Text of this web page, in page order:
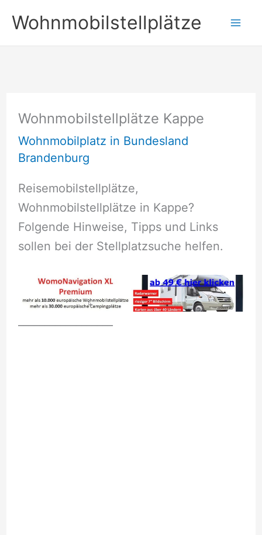
Inhalt
springen
Wohnmobilstellplätze
Wohnmobilstellplätze Kappe
Wohnmobilplatz in Bundesland
Brandenburg
Reisemobilstellplätze,
Wohnmobilstellplätze in Kappe?
Folgende Hinweise, Tipps und Links
sollen bei der Stellplatzsuche helfen.